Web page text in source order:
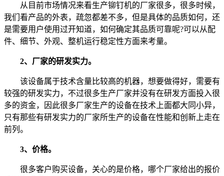
从目前市场情况来看生产铆钉机的厂家很多，很多时候，
我们看产品的外表，疏忽都差不多，但是具体的品质如何，还
是需要用户使用过开知道，如何确定其品质可靠呢?可以从配
件、细节、外观、整机运行稳定性方面来考量。
2、厂家的研发实力。
该设备属于技术含量比较高的机器，想要做得好，需要有
较强的研发实力，不过很多生产厂家并没有在研发方面投入很
多的资金，因此很多厂家生产的设备在技术上面都大同小异，
只有那些有研发实力的厂家所生产的设备在性能和创新上走在
前列。
3、价格。
很多客户购买设备，关心的是价格，哪个厂家给出的报价